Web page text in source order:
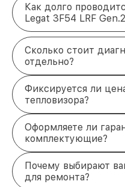
Как долго
Legat 3F54 LRF
Сколько стоит
отдельно?
Фиксируется ли
тепловизора?
Оформляете ли
комплектующие?
Почему выбирают
для ремонта?